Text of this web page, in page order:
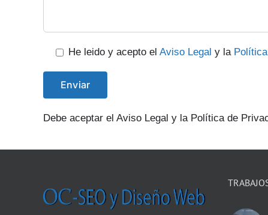
He leido y acepto el Aviso Legal y la
Debe aceptar el Aviso Legal y la Política de